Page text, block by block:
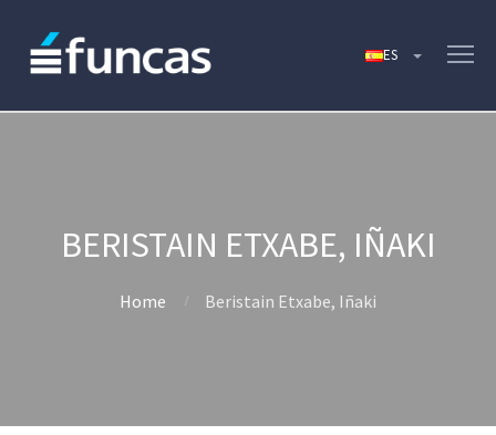
BERISTAIN ETXABE, IÑAKI
Home Beristain Etxabe, Iñaki